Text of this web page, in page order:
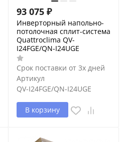
93 075 ₽
Инверторный напольно-
потолочная сплит-система
Quattroclima QV-
I24FGE/QN-I24UGE
Срок поставки от 3х дней
Артикул
QV-I24FGE/QN-I24UGE
В корзину